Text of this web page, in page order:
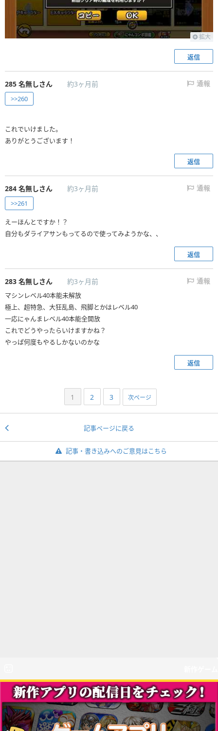
拡大
返信
285 名無しさん 約3ヶ月前 通報
>>260
これでいけました。
ありがとうございます！
返信
284 名無しさん 約3ヶ月前 通報
>>261
えーほんとですか！？
自分もダライアサンもってるので使ってみようかな、、
返信
283 名無しさん 約3ヶ月前 通報
マシンレベル40本能未解放
極上、超特急、大狂乱島、飛脚とかはレベル40
一応にゃんまレベル40本能全開放
これでどうやったらいけますかね？
やっぱ何度もやるしかないのかな
返信
1 2 3 次ページ
記事ページに戻る
記事・書き込みへのご意見はこちら